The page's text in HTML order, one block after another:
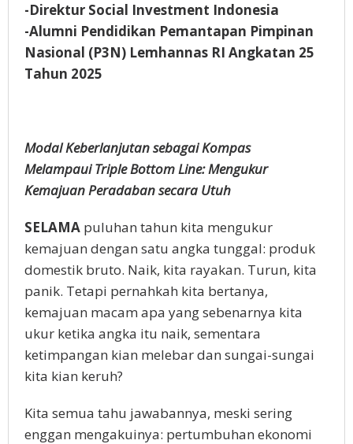
-Direktur Social Investment Indonesia
-Alumni Pendidikan Pemantapan Pimpinan
Nasional (P3N) Lemhannas RI Angkatan 25
Tahun 2025
Modal Keberlanjutan sebagai Kompas
Melampaui Triple Bottom Line: Mengukur
Kemajuan Peradaban secara Utuh
SELAMA puluhan tahun kita mengukur
kemajuan dengan satu angka tunggal: produk
domestik bruto. Naik, kita rayakan. Turun, kita
panik. Tetapi pernahkah kita bertanya,
kemajuan macam apa yang sebenarnya kita
ukur ketika angka itu naik, sementara
ketimpangan kian melebar dan sungai-sungai
kita kian keruh?
Kita semua tahu jawabannya, meski sering
enggan mengakuinya: pertumbuhan ekonomi